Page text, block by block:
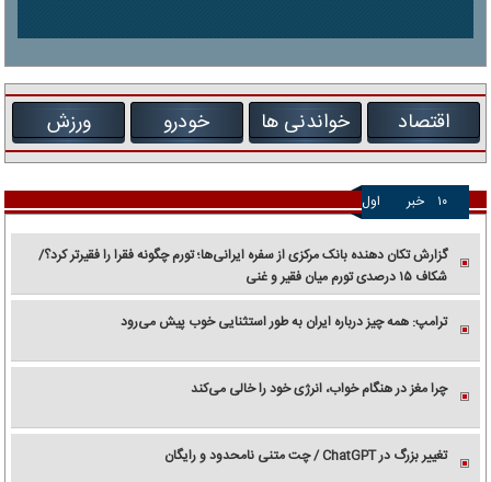
اقتصاد خواندنی ها خودرو ورزش
۱۰ خبر اول
گزارش تکان‌ دهنده بانک مرکزی از سفره ایرانی‌ها؛ تورم چگونه فقرا را فقیرتر کرد؟/
شکاف ۱۵ درصدی تورم میان فقیر و غنی
ترامپ: همه چیز درباره ایران به طور استثنایی خوب پیش می‌رود
چرا مغز در هنگام خواب، انرژی خود را خالی می‌کند
تغییر بزرگ در ChatGPT / چت متنی نامحدود و رایگان